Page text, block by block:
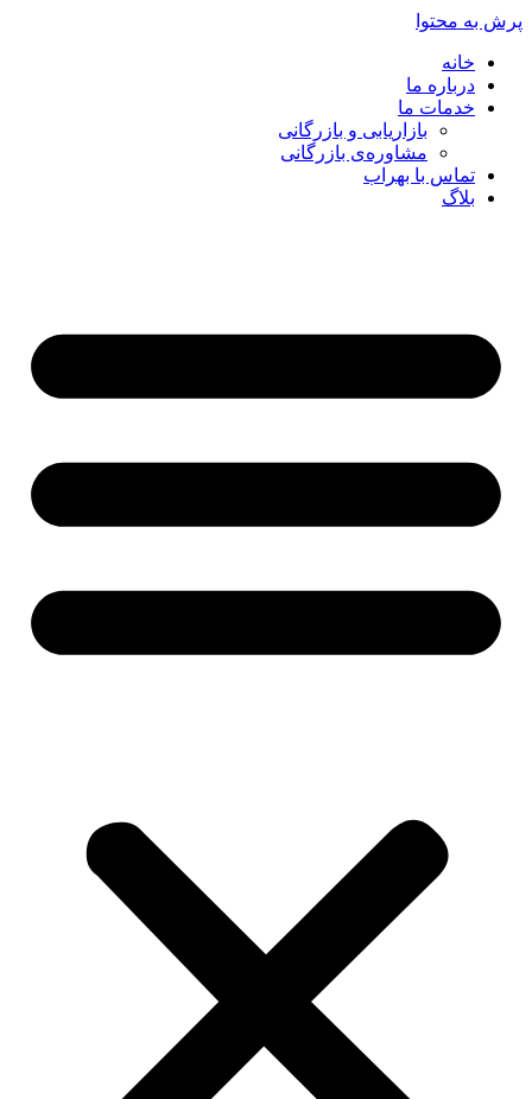
پرش به محتوا
خانه
درباره ما
خدمات ما
بازاریابی و بازرگانی
مشاوره‌ی بازرگانی
تماس با بهراب
بلاگ